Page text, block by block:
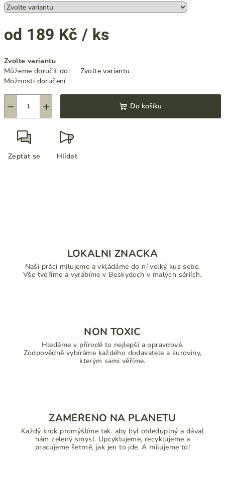
od 189 Kč / ks
cena:
Zvolte variantu
Můžeme doručit do:
Zvolte variantu
Možnosti doručení
+
− Do košíku
Zeptat se Hlídat
LOKÁLNÍ ZNAČKA
Naši práci milujeme a vkládáme do ní velký kus sebe.
Vše tvoříme a vyrábíme v Beskydech v malých sériích.
NON TOXIC
Hledáme v přírodě to nejlepší a opravdové.
Zodpovědně vybíráme každého dodavatele a suroviny,
kterým sami věříme.
ZAMĚŘENO NA PLANETU
Každý krok promýšlíme tak, aby byl ohleduplný a dával
nám zelený smysl. Upcyklujeme, recyklujeme a
pracujeme šetrně, jak jen to jde. A milujeme to!